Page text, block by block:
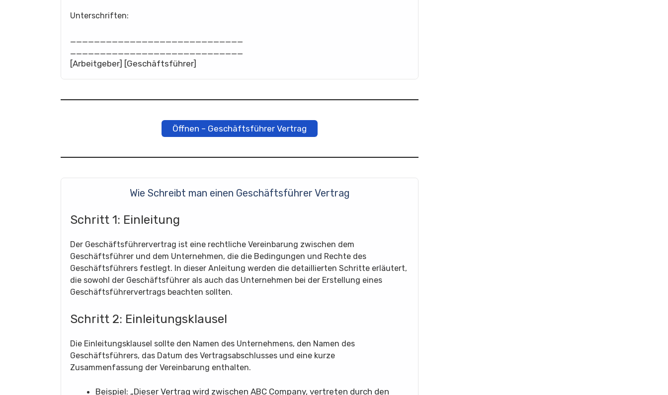
Unterschriften:
_____________________________
_____________________________
[Arbeitgeber] [Geschäftsführer]
Öffnen – Geschäftsführer Vertrag
Wie Schreibt man einen Geschäftsführer Vertrag
Schritt 1: Einleitung
Der Geschäftsführervertrag ist eine rechtliche Vereinbarung zwischen dem
Geschäftsführer und dem Unternehmen, die die Bedingungen und Rechte des
Geschäftsführers festlegt. In dieser Anleitung werden die detaillierten Schritte erläutert,
die sowohl der Geschäftsführer als auch das Unternehmen bei der Erstellung eines
Geschäftsführervertrags beachten sollten.
Schritt 2: Einleitungsklausel
Die Einleitungsklausel sollte den Namen des Unternehmens, den Namen des
Geschäftsführers, das Datum des Vertragsabschlusses und eine kurze
Zusammenfassung der Vereinbarung enthalten.
Beispiel: „Dieser Vertrag wird zwischen ABC Company, vertreten durch den